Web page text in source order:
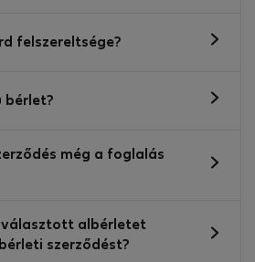
felszereltsége?
bérlet?
még a foglalás
albérletet
szerződést?